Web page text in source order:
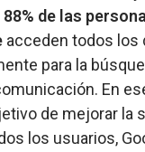
88% de las
acceden todos los
para la
En
de mejorar la
los usuarios,